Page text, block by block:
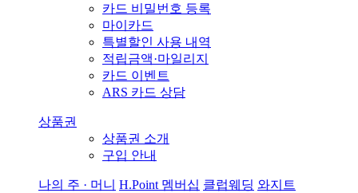
카드 비밀번호 등록
마이카드
특별할인 사용 내역
적립금액·마일리지
카드 이벤트
ARS 카드 상담
상품권
상품권 소개
구입 안내
나의 주 · 머니 H.Point 멤버십 클럽웨딩 와지트